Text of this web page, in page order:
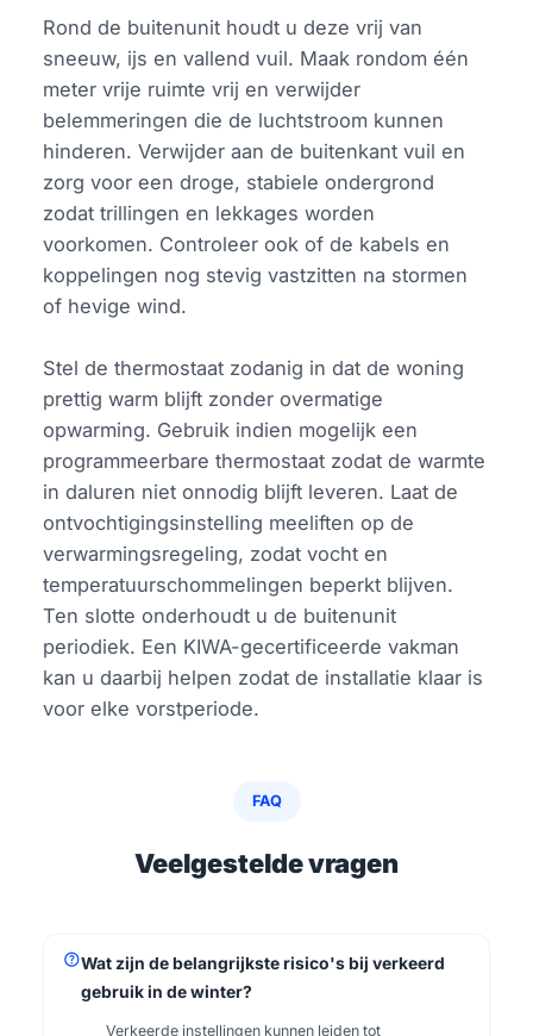
Rond de buitenunit houdt u deze vrij van
sneeuw, ijs en vallend vuil. Maak rondom één
meter vrije ruimte vrij en verwijder
belemmeringen die de luchtstroom kunnen
hinderen. Verwijder aan de buitenkant vuil en
zorg voor een droge, stabiele ondergrond
zodat trillingen en lekkages worden
voorkomen. Controleer ook of de kabels en
koppelingen nog stevig vastzitten na stormen
of hevige wind.
Stel de thermostaat zodanig in dat de woning
prettig warm blijft zonder overmatige
opwarming. Gebruik indien mogelijk een
programmeerbare thermostaat zodat de warmte
in daluren niet onnodig blijft leveren. Laat de
ontvochtigingsinstelling meeliften op de
verwarmingsregeling, zodat vocht en
temperatuurschommelingen beperkt blijven.
Ten slotte onderhoudt u de buitenunit
periodiek. Een KIWA-gecertificeerde vakman
kan u daarbij helpen zodat de installatie klaar is
voor elke vorstperiode.
FAQ
Veelgestelde vragen
helpWat zijn de belangrijkste risico's bij verkeerd
gebruik in de winter?
Verkeerde instellingen kunnen leiden tot